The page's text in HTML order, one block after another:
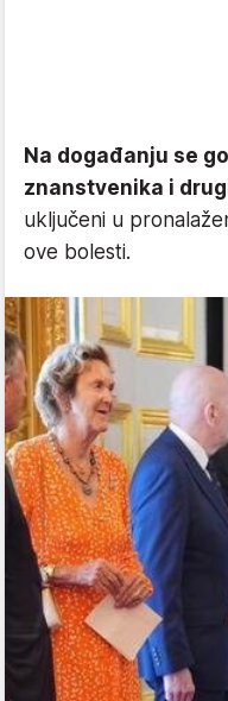
Na događanju se
znanstvenika i
uključeni u
ove bolesti.